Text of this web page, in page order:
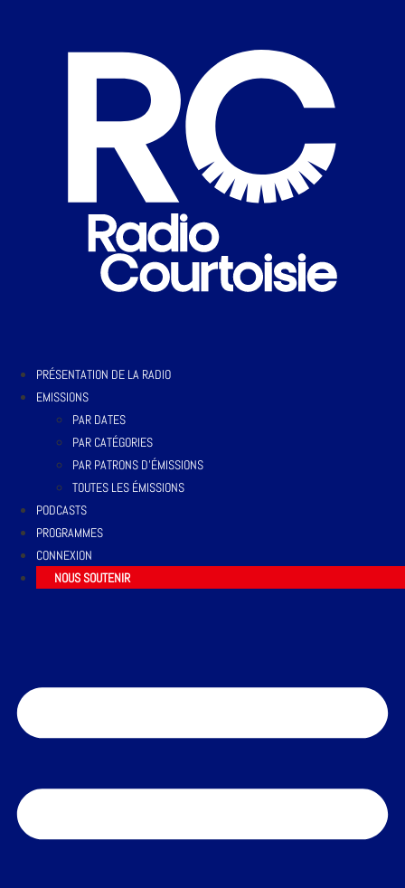
PRÉSENTATION DE LA RADIO
EMISSIONS
PAR DATES
PAR CATÉGORIES
PAR PATRONS D’ÉMISSIONS
TOUTES LES ÉMISSIONS
PODCASTS
PROGRAMMES
CONNEXION
NOUS SOUTENIR